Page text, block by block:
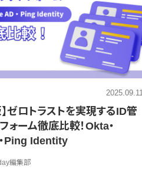
2025.09.11
】ゼロトラストを実現するID管
ォーム徹底比較！Okta・
Ping Identity
編集部